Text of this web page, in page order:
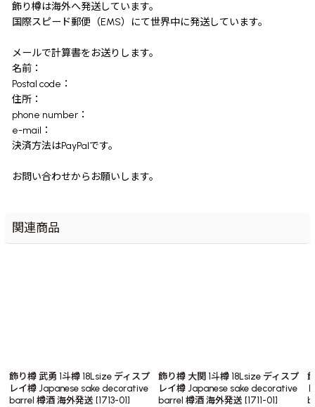
飾り樽は海外へ発送しています。
国際スピード郵便（EMS）にて世界中に発送しています。
メールで計算書をお送りします。
名前：
Postal code：
住所：
phone number：
e-mail：
決済方法はPayPalです。
お問い合わせからお願いします。
関連商品
飾り樽 武勇 1斗樽 18Lsize ディスプ
レイ樽 Japanese sake decorative
barrel 樽酒 海外発送 [1713-01]
飾り樽 大関 1斗樽 18Lsize ディスプ
レイ樽 Japanese sake decorative
barrel 樽酒 海外発送 [1711-01]